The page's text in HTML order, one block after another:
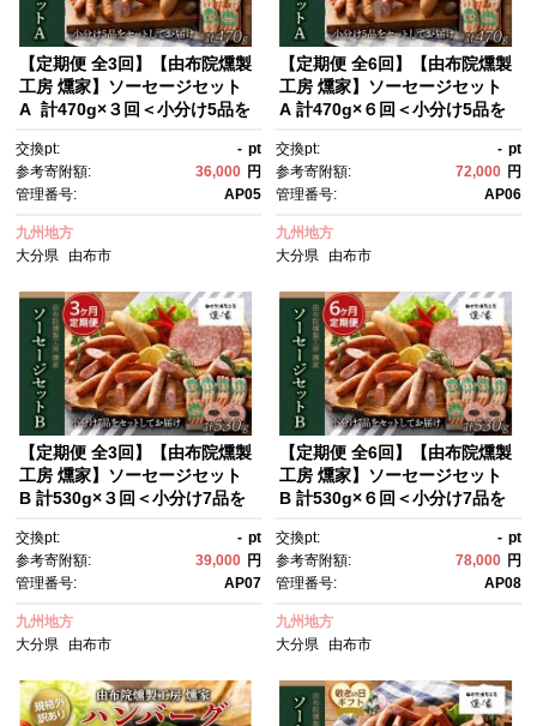
【定期便 全3回】【由布院燻製
工房 燻家】ソーセージセット
A 計470g×３回＜小分け5品を
ジ 定期便 ウインナー 燻製セッ
ト 定期配送 国産肉 加工肉セッ
ト 詰め合わせ 3回 定期お届
け 小分け おかず おつまみ 家庭
用 お取り寄せグルメ 人気 おす
すめ 由布院燻製工房 大分県 由
布市
交換pt: - pt
参考寄附額:
36,000 円
管理番号:
AP05
九州地方
大分県
由布市
【定期便 全6回】【由布院燻製
工房 燻家】ソーセージセット
A 計470g×６回＜小分け5品を
ジ 定期便 ウインナー 燻製セッ
ト 定期配送 国産肉 加工肉セッ
ト 詰め合わせ 6回 定期お届
け 小分け おかず おつまみ 家庭
用 お取り寄せグルメ 人気 おす
すめ 由布院燻製工房 大分県 由
布市
交換pt: - pt
参考寄附額:
72,000 円
管理番号:
AP06
九州地方
大分県
由布市
【定期便 全3回】【由布院燻製
工房 燻家】ソーセージセット
B 計530g×３回＜小分け7品を
ジ 定期便 ウインナー 燻製セッ
ト 定期配送 国産肉 加工肉セッ
ト 詰め合わせ 3回 定期お届
け 小分け おかず おつまみ 家庭
用 お取り寄せグルメ 人気 おす
すめ 由布院燻製工房 大分県 由
布市
交換pt: - pt
参考寄附額:
39,000 円
管理番号:
AP07
九州地方
大分県
由布市
【定期便 全6回】【由布院燻製
工房 燻家】ソーセージセット
B 計530g×６回＜小分け7品を
ジ 定期便 ウインナー 燻製セッ
ト 定期配送 国産肉 加工肉セッ
ト 詰め合わせ 6回 定期お届
け 小分け おかず おつまみ 家庭
用 お取り寄せグルメ 人気 おす
すめ 由布院燻製工房 大分県 由
布市
交換pt: - pt
参考寄附額:
78,000 円
管理番号:
AP08
九州地方
大分県
由布市